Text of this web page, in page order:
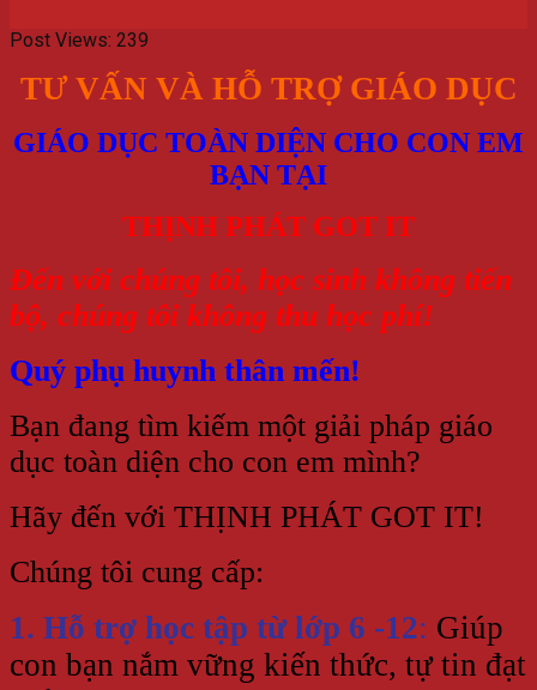
Post Views: 239
TƯ VẤN VÀ HỖ TRỢ GIÁO DỤC
GIÁO DỤC TOÀN DIỆN CHO CON EM
BẠN TẠI
THỊNH PHÁT GOT IT
Đến với chúng tôi, học sinh không tiến
bộ, chúng tôi không thu học phí!
Quý phụ huynh thân mến!
Bạn đang tìm kiếm một giải pháp giáo
dục toàn diện cho con em mình?
Hãy đến với THỊNH PHÁT GOT IT!
Chúng tôi cung cấp:
1. Hỗ trợ học tập từ lớp 6 -12: Giúp
con bạn nắm vững kiến thức, tự tin đạt